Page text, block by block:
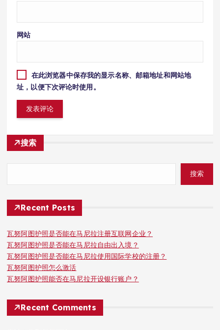
网站
在此浏览器中保存我的显示名称、邮箱地址和网站地
址，以便下次评论时使用。
搜索
搜索
Recent Posts
瓦努阿图护照是否能在马尼拉注册互联网企业？
瓦努阿图护照是否能在马尼拉自由出入境？
瓦努阿图护照是否能在马尼拉使用国际学校的注册？
瓦努阿图护照怎么激活
瓦努阿图护照能否在马尼拉开设银行账户？
Recent Comments